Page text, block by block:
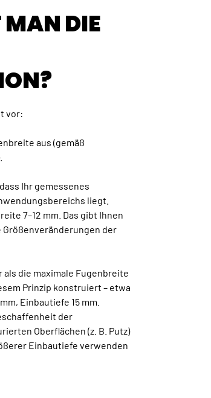
MAN DIE
vor:
aus (gemäß
Ihr gemessenes
liegt.
7–12 mm. Das gibt Ihnen
der
die maximale Fugenbreite
Prinzip konstruiert – etwa
Einbautiefe 15 mm.
der
Oberflächen (z. B. Putz)
Einbautiefe verwenden